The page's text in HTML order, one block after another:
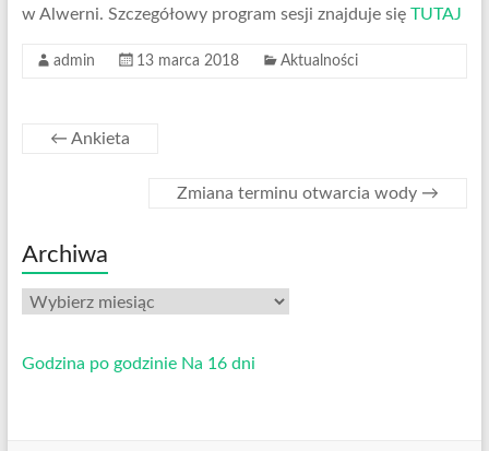
w Alwerni. Szczegółowy program sesji znajduje się TUTAJ
admin 13 marca 2018 Aktualności
← Ankieta
Zmiana terminu otwarcia wody →
Archiwa
Archiwa
Godzina po godzinie Na 16 dni